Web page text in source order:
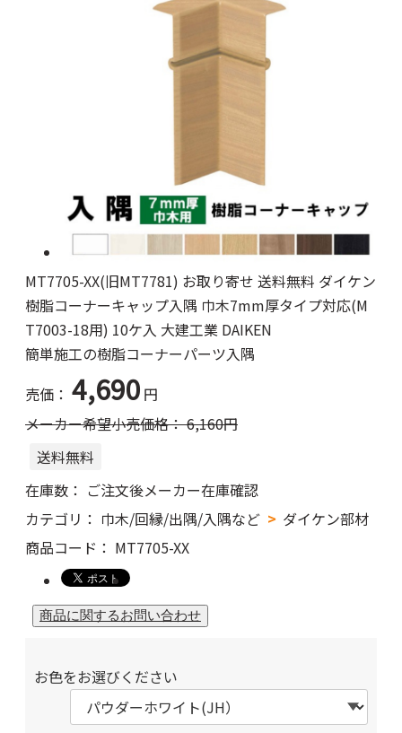
MT7705-XX(旧MT7781) お取り寄せ 送料無料 ダイケン
樹脂コーナーキャップ入隅 巾木7mm厚タイプ対応(M
T7003-18用) 10ケ入 大建工業 DAIKEN
簡単施工の樹脂コーナーパーツ入隅
売価： 4,690 円
メーカー希望小売価格：6,160円
送料無料
在庫数： ご注文後メーカー在庫確認
カテゴリ： 巾木/回縁/出隅/入隅など
ダイケン部材
商品コード： MT7705-XX
お色をお選びください